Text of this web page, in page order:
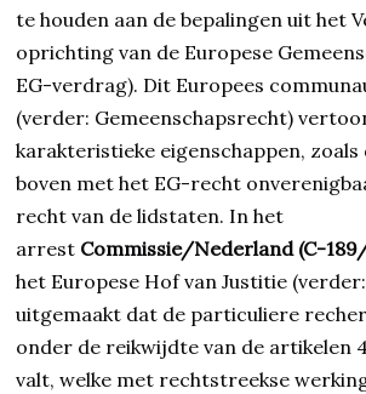
te houden aan de bepalingen uit het
oprichting van de Europese
EG-verdrag). Dit Europees
(verder: Gemeenschapsrecht)
karakteristieke eigenschappen,
boven met het EG-recht
recht van de lidstaten. In het
arrest Commissie/Nederland (C-
het Europese Hof van Justitie (verder:
uitgemaakt dat de particuliere
onder de reikwijdte van de artikelen
valt, welke met rechtstreekse